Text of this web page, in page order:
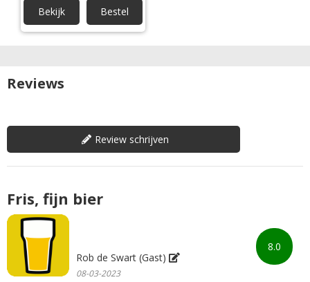
Bekijk Bestel
Reviews
Review schrijven
8.0
Fris, fijn bier
Rob de Swart (Gast)
08-03-2023